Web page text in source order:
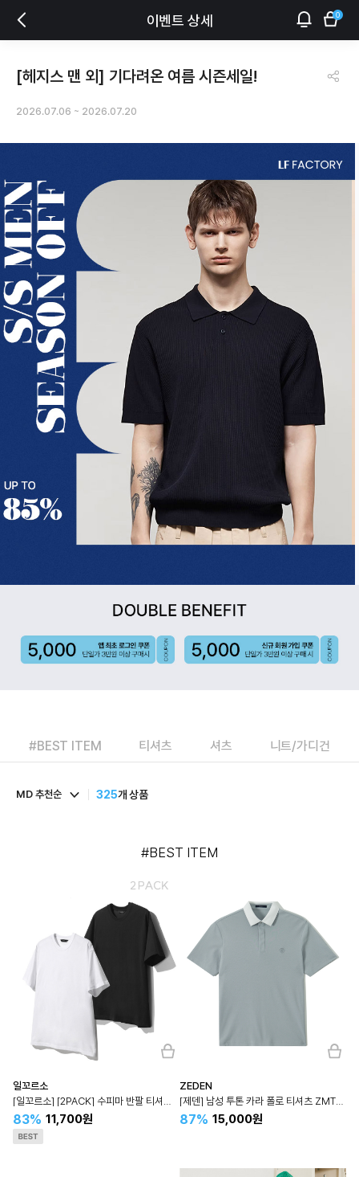
이벤트 상세 0
[헤지스 맨 외] 기다려온 여름 시즌세일!
2026.07.06 ~ 2026.07.20
#BEST ITEM 티셔츠 셔츠 니트/가디건
MD 추천순 325개 상품
#BEST ITEM
일꼬르소
83% 11,700원
ZEDEN
87% 15,000원